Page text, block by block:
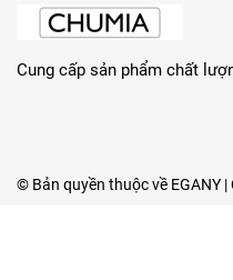
Cung cấp sản phẩm chất
© Bản quyền thuộc về EGANY |